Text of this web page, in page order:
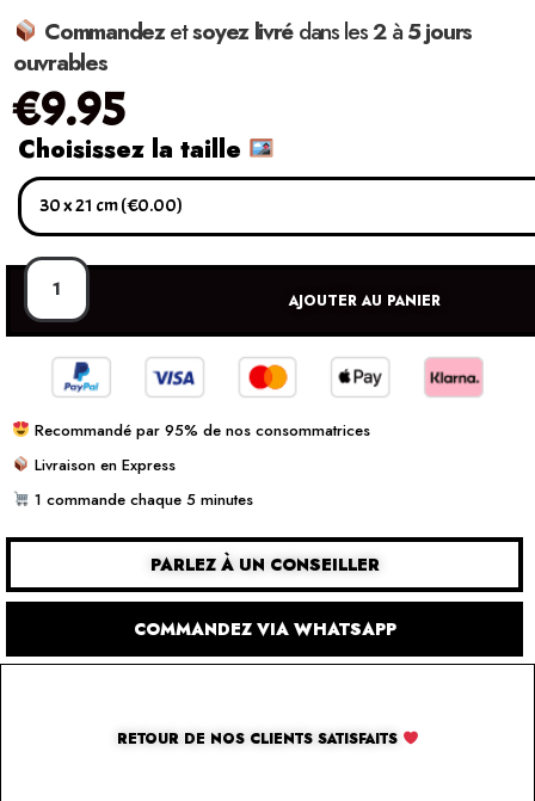
Commandezetsoyez livrédans les2à5 jours
ouvrables
€9.95
Choisissez la taille
AJOUTER AU PANIER
Recommandé par 95% de nos consommatrices
Livraison en Express
1 commande chaque 5 minutes
PARLEZ À UN CONSEILLER
COMMANDEZ VIA WHATSAPP
RETOUR DE NOS CLIENTS SATISFAITS